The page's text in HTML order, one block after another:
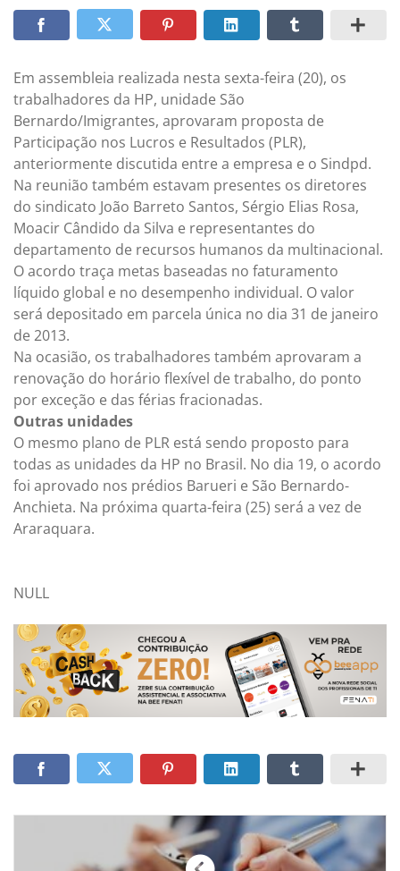
Em assembleia realizada nesta sexta-feira (20), os
trabalhadores da HP, unidade São
Bernardo/Imigrantes, aprovaram proposta de
Participação nos Lucros e Resultados (PLR),
anteriormente discutida entre a empresa e o Sindpd.
Na reunião também estavam presentes os diretores
do sindicato João Barreto Santos, Sérgio Elias Rosa,
Moacir Cândido da Silva e representantes do
departamento de recursos humanos da multinacional.
O acordo traça metas baseadas no faturamento
líquido global e no desempenho individual. O valor
será depositado em parcela única no dia 31 de janeiro
de 2013.
Na ocasião, os trabalhadores também aprovaram a
renovação do horário flexível de trabalho, do ponto
por exceção e das férias fracionadas.
Outras unidades
O mesmo plano de PLR está sendo proposto para
todas as unidades da HP no Brasil. No dia 19, o acordo
foi aprovado nos prédios Barueri e São Bernardo-
Anchieta. Na próxima quarta-feira (25) será a vez de
Araraquara.
NULL